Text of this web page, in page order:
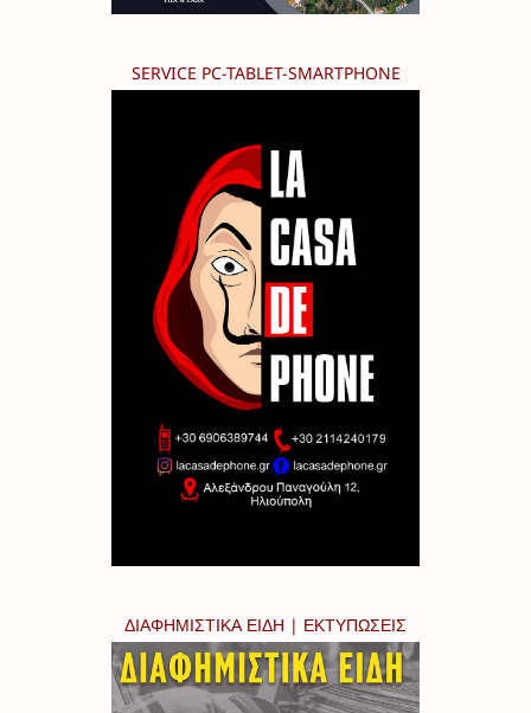
SERVICE PC-TABLET-SMARTPHONE
ΔΙΑΦΗΜΙΣΤΙΚΑ ΕΙΔΗ | ΕΚΤΥΠΩΣΕΙΣ